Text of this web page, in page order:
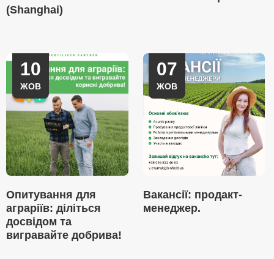
(Shanghai)
10
ЖОВ
Опитування для
аграріїв: діліться
досвідом та
вигравайте добрива!
07
ЖОВ
Вакансії: продакт-
менеджер.